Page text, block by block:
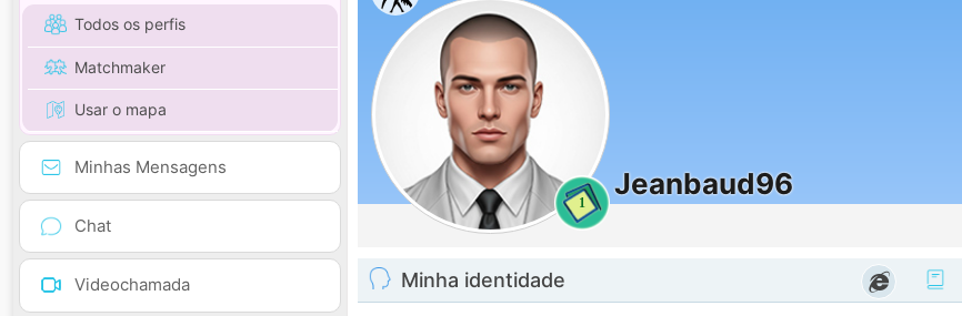
Todos os perfis
Matchmaker
Usar o mapa
Minhas Mensagens
Chat
Videochamada
1
Jeanbaud96
Minha identidade